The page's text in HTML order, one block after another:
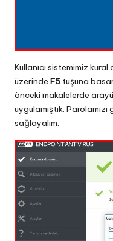
Kullanıcı sistemimiz kural
üzerinde F5 tuşuna
önceki makalelerde
uygulamıştık.
sağlayalım.